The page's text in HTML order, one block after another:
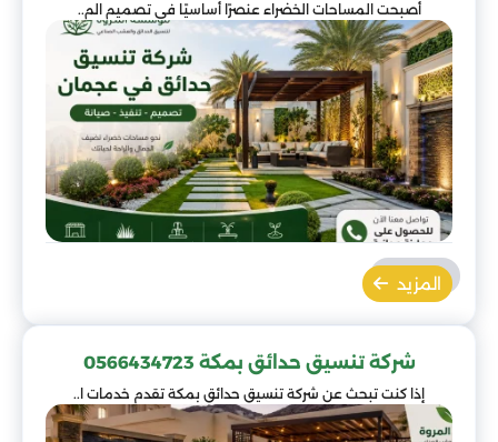
أصبحت المساحات الخضراء عنصرًا أساسيًا في تصميم الم..
المزيد
شركة تنسيق حدائق بمكة 0566434723
إذا كنت تبحث عن شركة تنسيق حدائق بمكة تقدم خدمات ا..